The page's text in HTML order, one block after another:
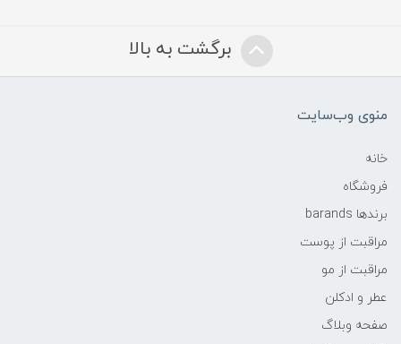
برگشت به بالا
منوی وب‌سایت
خانه
فروشگاه
برندها barands
مراقبت از پوست
مراقبت از مو
عطر و ادکلن
صفحه وبلاگ